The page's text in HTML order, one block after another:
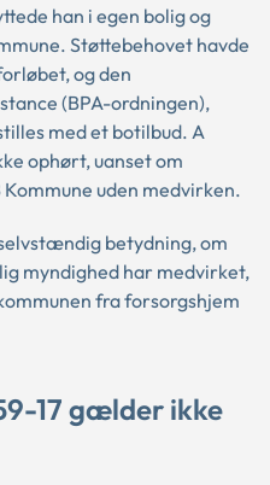
han i egen bolig og
Støttebehovet havde
og den
(BPA-ordningen),
med et botilbud. A
ophørt, uanset om
uden medvirken.
betydning, om
myndighed har medvirket,
fra forsorgshjem
17 gælder ikke